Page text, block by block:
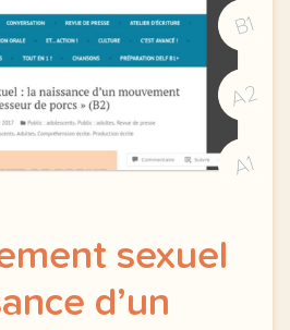
B1
A2
A1
sexuel
d’un